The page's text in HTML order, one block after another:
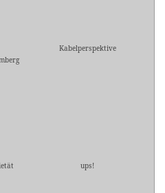
Kabelperspektive
ups!